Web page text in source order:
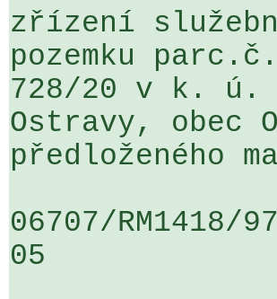
zřízení
pozemku
728/20 v k.
Ostravy, obec
předloženého
06707/
05